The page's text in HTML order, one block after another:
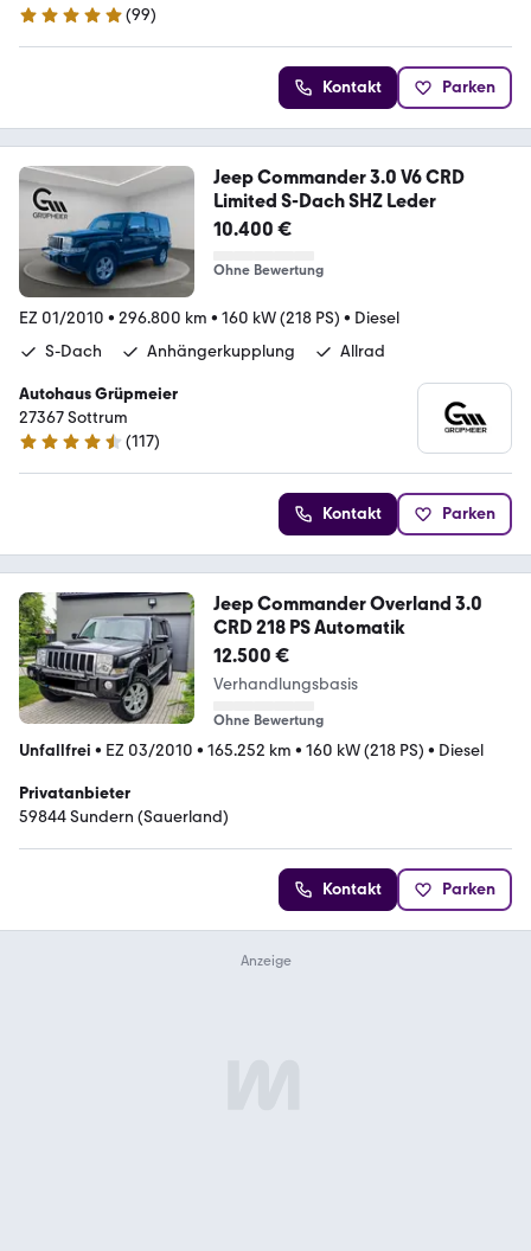
4.8 Sterne
(99)
Kontakt Parken
Jeep Commander 3.0 V6 CRD
Limited S-Dach SHZ Leder
10.400 €
Ohne Bewertung
EZ 01/2010 • 296.800 km • 160 kW (218 PS) • Diesel
S-Dach
Anhängerkupplung Allrad
Autohaus Grüpmeier
27367 Sottrum
4.5 Sterne
(117)
Kontakt Parken
Jeep Commander Overland 3.0
CRD 218 PS Automatik
12.500 €
Verhandlungsbasis
Ohne Bewertung
Unfallfrei • EZ 03/2010 • 165.252 km • 160 kW (218 PS) • Diesel
Privatanbieter
59844 Sundern (Sauerland)
Kontakt Parken